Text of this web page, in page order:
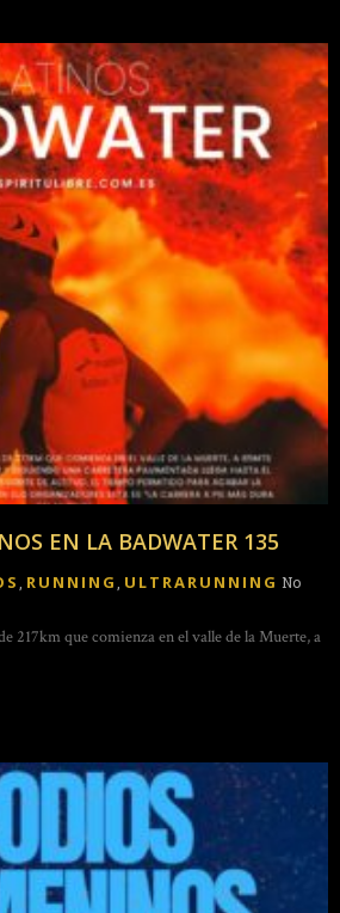
EN LA BADWATER 135
RUNNING ULTRARUNNING No
217km que comienza en el valle de la Muerte, a